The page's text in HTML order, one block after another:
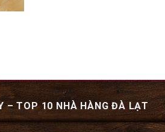
– TOP 10 NHÀ HÀNG ĐÀ LẠT